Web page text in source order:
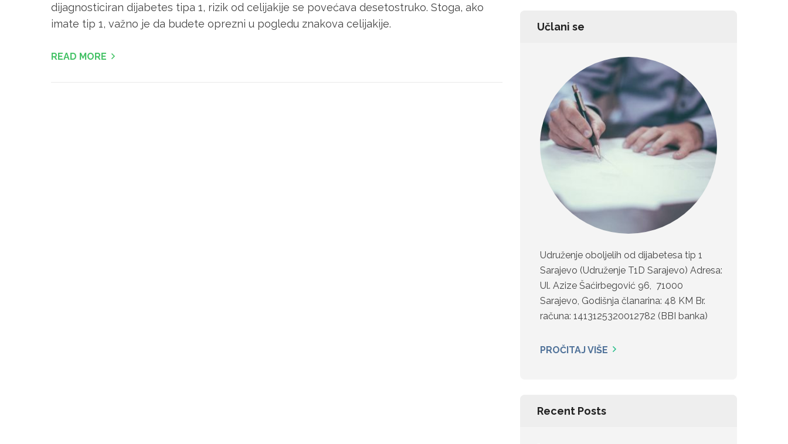
dijagnosticiran dijabetes tipa 1, rizik od celijakije se povećava desetostruko. Stoga, ako
imate tip 1, važno je da budete oprezni u pogledu znakova celijakije.
READ MORE
Učlani se
Udruženje oboljelih od dijabetesa tip 1
Sarajevo (Udruženje T1D Sarajevo) Adresa:
Ul. Azize Šaćirbegović 96, 71000
Sarajevo, Godišnja članarina: 48 KM Br.
računa: 1413125320012782 (BBI banka)
PROČITAJ VIŠE
Recent Posts